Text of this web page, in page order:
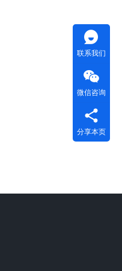
联系我们
微信咨询
分享本页